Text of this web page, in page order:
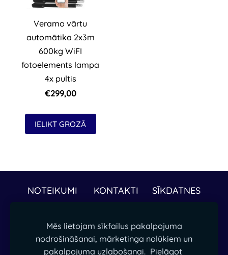
Veramo vārtu
automātika 2x3m
600kg WiFI
fotoelements lampa
4x pultis
€299,00
IELIKT GROZĀ
NOTEIKUMI KONTAKTI SĪKDATNES
Papildus informāciju par precēm vai piegādi
droši sūtot ziņu mūsu ēpastā. -
ieperciesgudri@gmail.com
Mēs lietojam sīkfailus pakalpojuma
nodrošināšanai, mārketinga nolūkiem un
pakalpojuma uzlabošanai. Pielāgot